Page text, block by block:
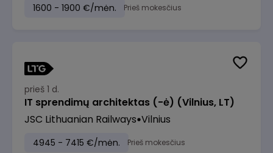
1600 - 1900 €/mėn. Prieš mokesčius
prieš 1 d.
IT sprendimų architektas (-ė) (Vilnius, LT)
JSC Lithuanian Railways Vilnius
4945 - 7415 €/mėn. Prieš mokesčius